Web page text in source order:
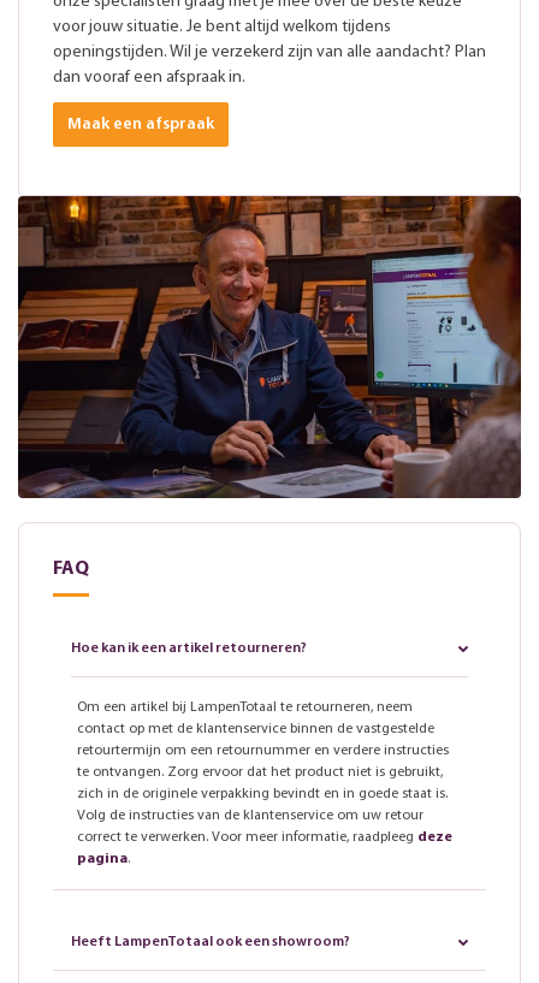
voor jouw situatie. Je bent altijd welkom tijdens
openingstijden. Wil je verzekerd zijn van alle aandacht? Plan
dan vooraf een afspraak in.
Maak een afspraak
FAQ
Hoe kan ik een artikel retourneren?
Om een artikel bij LampenTotaal te retourneren, neem
contact op met de klantenservice binnen de vastgestelde
retourtermijn om een retournummer en verdere instructies
te ontvangen. Zorg ervoor dat het product niet is gebruikt,
zich in de originele verpakking bevindt en in goede staat is.
Volg de instructies van de klantenservice om uw retour
correct te verwerken. Voor meer informatie, raadpleeg deze
pagina.
Heeft LampenTotaal ook een showroom?